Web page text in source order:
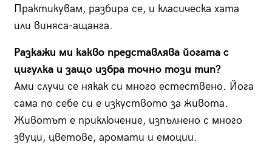
Практикувам, разбира се, и класическа хата
или виняса-ащанга.
Разкажи ми какво представлява йогата с
цигулка и защо избра точно този тип?
Ами случи се някак си много естествено. Йога
сама по себе си е изкуството за живота.
Животът е приключение, изпълнено с много
звуци, цветове, аромати и емоции.